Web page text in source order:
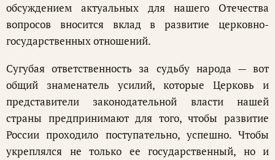
обсуждением актуальных для нашего Отечества
вопросов вносится вклад в развитие церковно-
государственных отношений.
Сугубая ответственность за судьбу народа — вот
общий знаменатель усилий, которые Церковь и
представители законодательной власти нашей
страны предпринимают для того, чтобы развитие
России проходило поступательно, успешно. Чтобы
укреплялся не только ее государственный, но и